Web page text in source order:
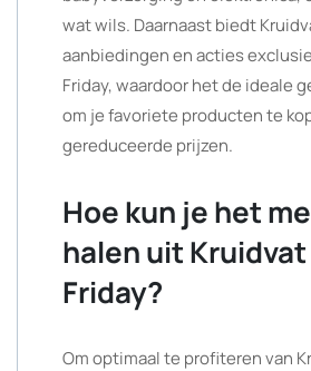
wat wils. Daarnaast biedt
aanbiedingen en acties
Friday, waardoor het de ideale
om je favoriete producten te
gereduceerde prijzen.
Hoe kun je het
halen uit
Friday?
Om optimaal te profiteren van